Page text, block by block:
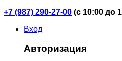
+7 (987) 290-27-00 (с 10:00 до
Вход
Авторизация